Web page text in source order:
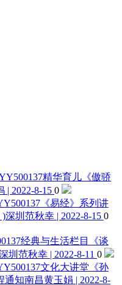
精华育儿《傲骄
| 2022-8-15 0
《易经》系列讲
)深圳范秋幸 | 2022-8-15 0
经典与生活栏目《谈
圳范秋幸 | 2022-8-11 0
文化大讲堂《孙
通知南昌黄玉娟 | 2022-8-